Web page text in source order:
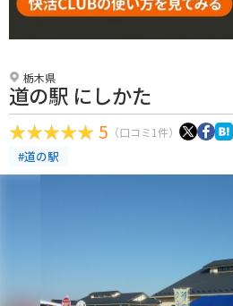
栃木県
道の駅 にしかた
5 （口コミ1件）
#道の駅